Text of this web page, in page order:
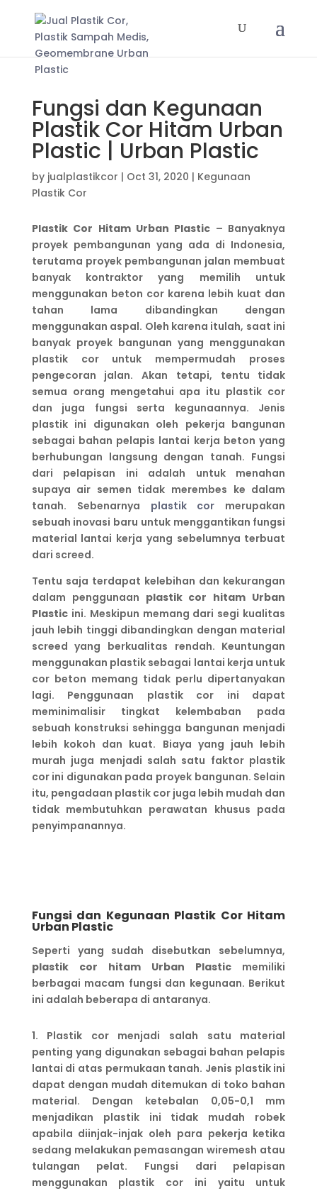
Fungsi dan Kegunaan
Plastik Cor Hitam Urban
Plastic | Urban Plastic
by jualplastikcor | Oct 31, 2020 | Kegunaan
Plastik Cor
Plastik Cor Hitam Urban Plastic – Banyaknya
proyek pembangunan yang ada di Indonesia,
terutama proyek pembangunan jalan membuat
banyak kontraktor yang memilih untuk
menggunakan beton cor karena lebih kuat dan
tahan lama dibandingkan dengan
menggunakan aspal. Oleh karena itulah, saat ini
banyak proyek bangunan yang menggunakan
plastik cor untuk mempermudah proses
pengecoran jalan. Akan tetapi, tentu tidak
semua orang mengetahui apa itu plastik cor
dan juga fungsi serta kegunaannya. Jenis
plastik ini digunakan oleh pekerja bangunan
sebagai bahan pelapis lantai kerja beton yang
berhubungan langsung dengan tanah. Fungsi
dari pelapisan ini adalah untuk menahan
supaya air semen tidak merembes ke dalam
tanah. Sebenarnya plastik cor merupakan
sebuah inovasi baru untuk menggantikan fungsi
material lantai kerja yang sebelumnya terbuat
dari screed.
Tentu saja terdapat kelebihan dan kekurangan
dalam penggunaan plastik cor hitam Urban
Plastic ini. Meskipun memang dari segi kualitas
jauh lebih tinggi dibandingkan dengan material
screed yang berkualitas rendah. Keuntungan
menggunakan plastik sebagai lantai kerja untuk
cor beton memang tidak perlu dipertanyakan
lagi. Penggunaan plastik cor ini dapat
meminimalisir tingkat kelembaban pada
sebuah konstruksi sehingga bangunan menjadi
lebih kokoh dan kuat. Biaya yang jauh lebih
murah juga menjadi salah satu faktor plastik
cor ini digunakan pada proyek bangunan. Selain
itu, pengadaan plastik cor juga lebih mudah dan
tidak membutuhkan perawatan khusus pada
penyimpanannya.
Fungsi dan Kegunaan Plastik Cor Hitam
Urban Plastic
Seperti yang sudah disebutkan sebelumnya,
plastik cor hitam Urban Plastic
memiliki
berbagai macam fungsi dan kegunaan. Berikut
ini adalah beberapa di antaranya.
1. Plastik cor menjadi salah satu material
penting yang digunakan sebagai bahan pelapis
lantai di atas permukaan tanah. Jenis plastik ini
dapat dengan mudah ditemukan di toko bahan
material. Dengan ketebalan 0,05-0,1 mm
menjadikan plastik ini tidak mudah robek
apabila diinjak-injak oleh para pekerja ketika
sedang melakukan pemasangan wiremesh atau
tulangan pelat. Fungsi dari pelapisan
menggunakan plastik cor ini yaitu untuk